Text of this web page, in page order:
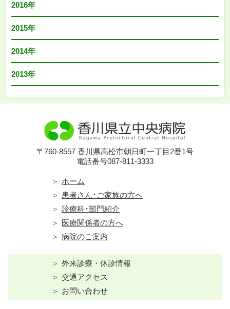
2016年
2015年
2014年
2013年
〒760-8557 香川県高松市朝日町一丁目2番1号
電話番号087-811-3333
ホーム
患者さん･ご家族の方へ
診療科･部門紹介
医療関係者の方へ
病院のご案内
外来診療・休診情報
交通アクセス
お問い合わせ